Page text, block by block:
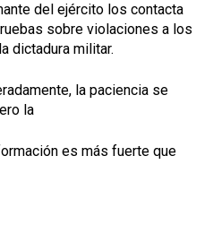
del ejército los contacta
sobre violaciones a los
dictadura militar.
la paciencia se
la
es más fuerte que